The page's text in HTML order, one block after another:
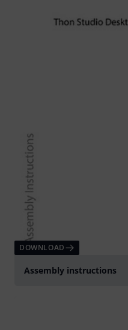
DOWNLOAD
Assembly instructions